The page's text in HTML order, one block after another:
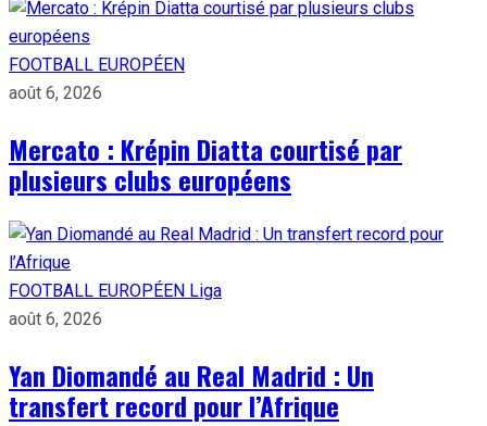
FOOTBALL EUROPÉEN
août 6, 2026
Mercato : Krépin Diatta courtisé par
plusieurs clubs européens
FOOTBALL EUROPÉEN Liga
août 6, 2026
Yan Diomandé au Real Madrid : Un
transfert record pour l’Afrique